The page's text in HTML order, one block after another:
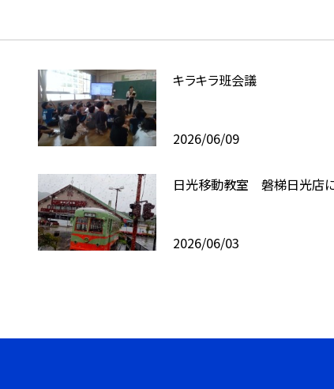
キラキラ班会議
2026/06/09
日光移動教室 磐梯日光店
2026/06/03